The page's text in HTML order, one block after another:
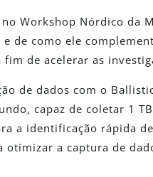
Workshop Nórdico da
de como ele
fim de acelerar as
de dados com o
capaz de coletar 1
a identificação rápida
otimizar a captura de